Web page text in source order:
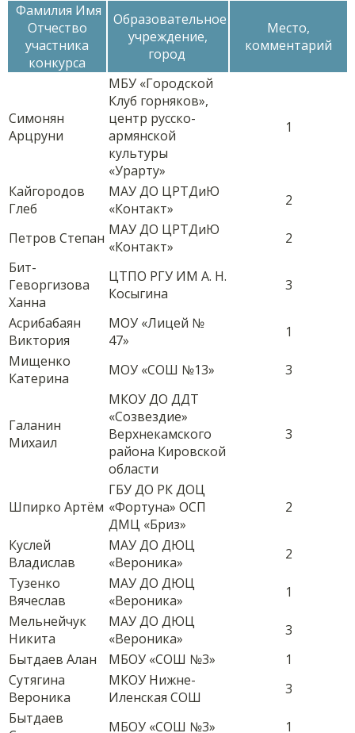
Фамилия Имя
Отчество
участника
конкурса
Образовательное
учреждение,
город
Место,
комментарий
Симонян
Арцруни
МБУ «Городской
Клуб горняков»,
центр русско-
армянской
культуры
«Урарту»
1
Кайгородов
Глеб
МАУ ДО ЦРТДиЮ
«Контакт»
2
Петров Степан МАУ ДО ЦРТДиЮ
«Контакт»
2
Бит-
Геворгизова
Ханна
ЦТПО РГУ ИМ А. Н.
Косыгина
3
Асрибабаян
Виктория
МОУ «Лицей №
47»
1
Мищенко
Катерина
МОУ «СОШ №13» 3
Галанин
Михаил
МКОУ ДО ДДТ
«Созвездие»
Верхнекамского
района Кировской
области
3
Шпирко Артём
ГБУ ДО РК ДОЦ
«Фортуна» ОСП
ДМЦ «Бриз»
2
Куслей
Владислав
МАУ ДО ДЮЦ
«Вероника»
2
Тузенко
Вячеслав
МАУ ДО ДЮЦ
«Вероника»
1
Мельнейчук
Никита
МАУ ДО ДЮЦ
«Вероника»
3
Бытдаев Алан
МБОУ «СОШ №3»
1
Сутягина
Вероника
МКОУ Нижне-
Иленская СОШ
3
Бытдаев
МБОУ «СОШ №3» 1